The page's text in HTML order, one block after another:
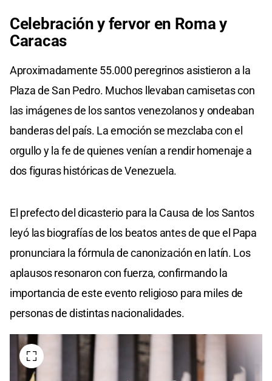
Celebración y fervor en Roma y
Caracas
Aproximadamente 55.000 peregrinos asistieron a la
Plaza de San Pedro. Muchos llevaban camisetas con
las imágenes de los santos venezolanos y ondeaban
banderas del país. La emoción se mezclaba con el
orgullo y la fe de quienes venían a rendir homenaje a
dos figuras históricas de Venezuela.
El prefecto del dicasterio para la Causa de los Santos
leyó las biografías de los beatos antes de que el Papa
pronunciara la fórmula de canonización en latín. Los
aplausos resonaron con fuerza, confirmando la
importancia de este evento religioso para miles de
personas de distintas nacionalidades.